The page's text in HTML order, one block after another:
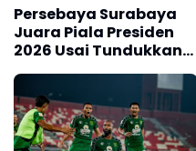
Persebaya Surabaya
Juara Piala Presiden
2026 Usai Tundukkan
Adu Penalti